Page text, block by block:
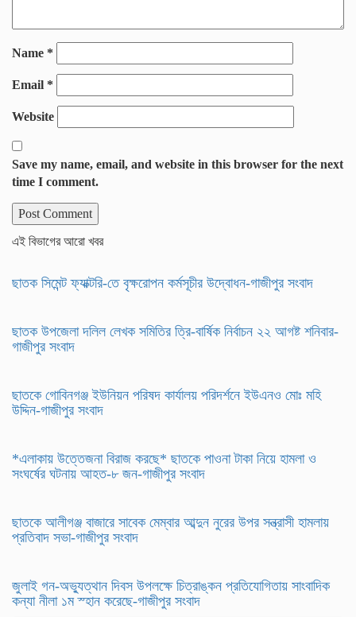
Name *
Email *
Website
Save my name, email, and website in this browser for the next
time I comment.
এই বিভাগের আরো খবর
ছাতক সিমেন্ট ফ্যাক্টরি-তে বৃক্ষরোপন কর্মসূচীর উদ্বোধন-গাজীপুর সংবাদ
ছাতক উপজেলা দলিল লেখক সমিতির ত্রি-বার্ষিক নির্বাচন ২২ আগষ্ট শনিবার-
গাজীপুর সংবাদ
ছাতকে গোবিনগঞ্জ ইউনিয়ন পরিষদ কার্যালয় পরিদর্শনে ইউএনও মোঃ মহি
উদ্দিন-গাজীপুর সংবাদ
*এলাকায় উত্তেজনা বিরাজ করছে* ছাতকে পাওনা টাকা নিয়ে হামলা ও
সংঘর্ষের ঘটনায় আহত-৮ জন-গাজীপুর সংবাদ
ছাতকে আলীগঞ্জ বাজারে সাবেক মেম্বার আব্দুন নুরের উপর সন্ত্রাসী হামলায়
প্রতিবাদ সভা-গাজীপুর সংবাদ
জুলাই গন-অভ্যুত্থান দিবস উপলক্ষে চিত্রাঙ্কন প্রতিযোগিতায় সাংবাদিক
কন্যা নীলা ১ম স্হান করেছে-গাজীপুর সংবাদ